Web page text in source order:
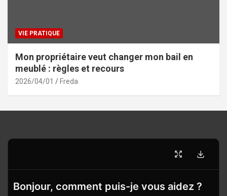
VIE PRATIQUE
Mon propriétaire veut changer mon bail en
meublé : règles et recours
2026/04/01 Freda
Bonjour, comment puis-je vous aidez ?